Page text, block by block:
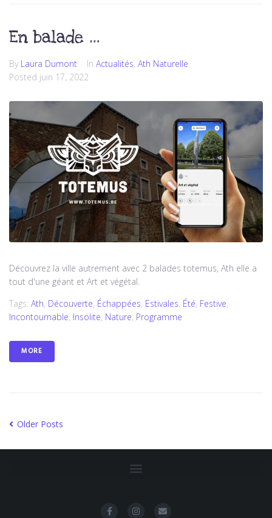
En balade …
By Laura Dumont In Actualités, Ath Naturelle
Posted juin 17, 2022
Découvrez la ville autrement avec 2 balades totemus, Ath elle a
tout d'une géant et Art et végétal.
Tags: Ath, Découverte, Échappées, Estivales, Été, Festive,
Incontournable, Insolite, Nature, Programme
MORE
Older Posts